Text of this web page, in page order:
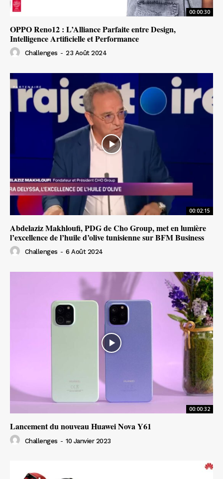
00:00:30
OPPO Reno12 : L’Alliance Parfaite entre Design,
Intelligence Artificielle et Performance
Challenges - 23 Août 2024
00:02:15
Abdelaziz Makhloufi, PDG de Cho Group, met en lumière
l’excellence de l’huile d’olive tunisienne sur BFM Business
Challenges - 6 Août 2024
00:00:32
Lancement du nouveau Huawei Nova Y61
Challenges - 10 Janvier 2023